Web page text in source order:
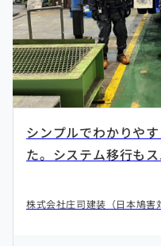
シンプルでわかりや
た。システム移行もス
株式会社庄司建装（日本鳩害